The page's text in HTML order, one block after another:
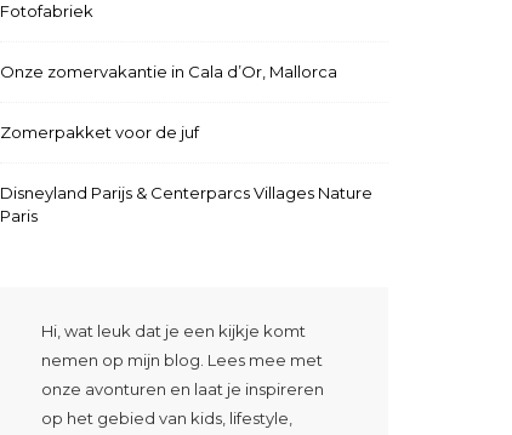
Fotofabriek
Onze zomervakantie in Cala d’Or, Mallorca
Zomerpakket voor de juf
Disneyland Parijs & Centerparcs Villages Nature
Paris
Hi, wat leuk dat je een kijkje komt
nemen op mijn blog. Lees mee met
onze avonturen en laat je inspireren
op het gebied van kids, lifestyle,